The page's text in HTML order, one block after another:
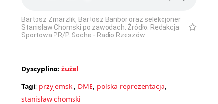
Bartosz Zmarzlik, Bartosz Bańbor oraz selekcjoner
Stanisław Chomski po zawodach. Źródło: Redakcja
Sportowa PR/P. Socha - Radio Rzeszów
Dyscyplina: żużel
Tagi: przyjemski, DME, polska reprezentacja,
stanisław chomski